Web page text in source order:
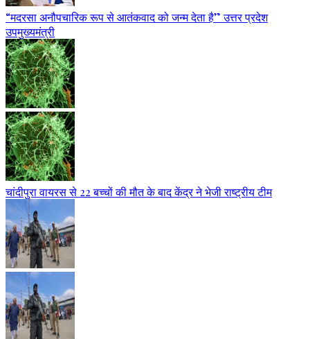
“मदरसा अनौपचारिक रूप से आतंकवाद को जन्म देता है” उत्तर प्रदेश
उपमुख्यमंत्री
चांदीपुरा वायरस से 22 बच्चों की मौत के बाद केंद्र ने भेजी राष्ट्रीय टीम